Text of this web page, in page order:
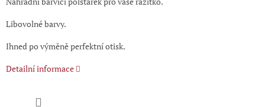
Libovolné barvy.
Ihned po výměně perfektní otisk.
Detailní informace